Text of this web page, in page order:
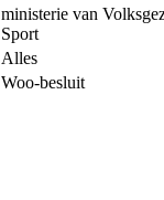
ministerie van
Sport
Alles
Woo-besluit